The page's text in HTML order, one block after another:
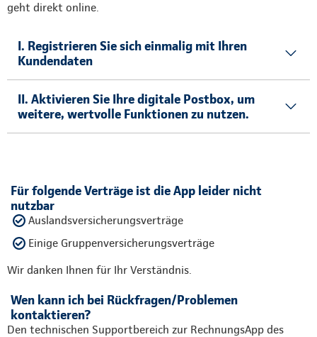
geht direkt online.
I. Registrieren Sie sich einmalig mit Ihren
Kundendaten
II. Aktivieren Sie Ihre digitale Postbox, um
weitere, wertvolle Funktionen zu nutzen.
Für folgende Verträge ist die App leider nicht
nutzbar
Auslandsversicherungsverträge
Einige Gruppenversicherungsverträge
Wir danken Ihnen für Ihr Verständnis.
Wen kann ich bei Rückfragen/Problemen
kontaktieren?
Den technischen Supportbereich zur RechnungsApp des